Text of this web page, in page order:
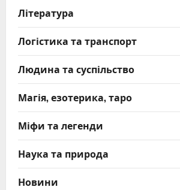
Література
Логістика та транспорт
Людина та суспільство
Магія, езотерика, таро
Міфи та легенди
Наука та природа
Новини